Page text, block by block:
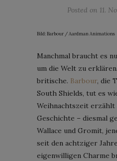
Posted on 11.
Bild: Barbour / Aardman Animations
Manchmal braucht es
um die Welt zu
britische. Barbour, die
South Shields, tut es
Weihnachtszeit erzählt
Geschichte – diesmal
Wallace und Gromit,
seit den achtziger
eigenwilligen Charme